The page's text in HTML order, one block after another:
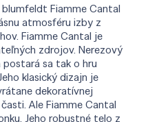
Fiamme Cantal
atmosféru izby z
Fiamme Cantal je
zdrojov. Nerezový
postará sa tak o hru
klasický dizajn je
dekoratívnej
Ale Fiamme Cantal
Jeho robustné telo z